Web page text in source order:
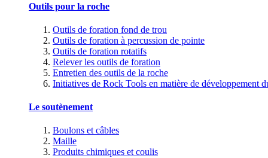
Outils pour la roche
Outils de foration fond de trou
Outils de foration à percussion de pointe
Outils de foration rotatifs
Relever les outils de foration
Entretien des outils de la roche
Initiatives de Rock Tools en matière de développement
Le soutènement
Boulons et câbles
Maille
Produits chimiques et coulis